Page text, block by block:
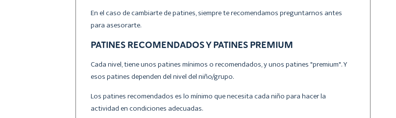
En el caso de cambiarte de patines, siempre te recomendamos preguntarnos antes
para asesorarte.
PATINES RECOMENDADOS Y PATINES PREMIUM
Cada nivel, tiene unos patines mínimos o recomendados, y unos patines "premium". Y
esos patines dependen del nivel del niño/grupo.
Los patines recomendados es lo mínimo que necesita cada niño para hacer la
actividad en condiciones adecuadas.